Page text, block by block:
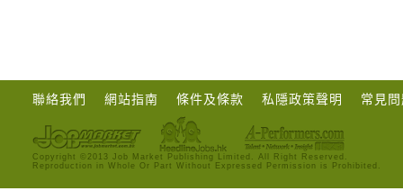
聯絡我們 網站指南 條件及條款 私隱政策聲明 常見
Copyright ©2013 Job Market Publishing Limited. All Right Reserved.
Reproduction in Whole Or Part Without Expressed Permission is Prohibited.